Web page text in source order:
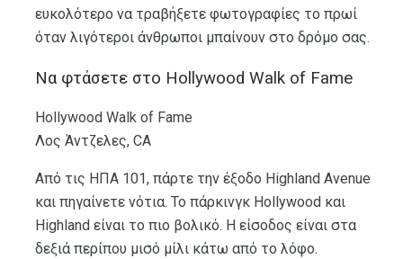
ευκολότερο να τραβήξετε φωτογραφίες το πρωί
όταν λιγότεροι άνθρωποι μπαίνουν στο δρόμο σας.
Να φτάσετε στο Hollywood Walk of Fame
Hollywood Walk of Fame
Λος Άντζελες, CA
Από τις ΗΠΑ 101, πάρτε την έξοδο Highland Avenue
και πηγαίνετε νότια. Το πάρκινγκ Hollywood και
Highland είναι το πιο βολικό. Η είσοδος είναι στα
δεξιά περίπου μισό μίλι κάτω από το λόφο.